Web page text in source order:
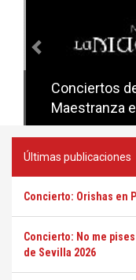
Conciertos
Maestranza
Conciertos
Sevilla
Últimas publicaciones
Concierto: Orishas en
Concierto: No me
de Sevilla 2026